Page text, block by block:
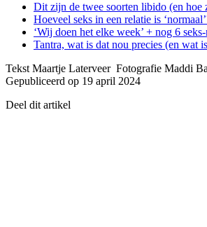
Dit zijn de twee soorten libido (en hoe
Hoeveel seks in een relatie is
‘Wij doen het elke week’ + nog 6
Tantra, wat is dat nou precies (en wat
Tekst Maartje Laterveer Fotografie Maddi
Gepubliceerd op 19 april 2024
Deel dit artikel